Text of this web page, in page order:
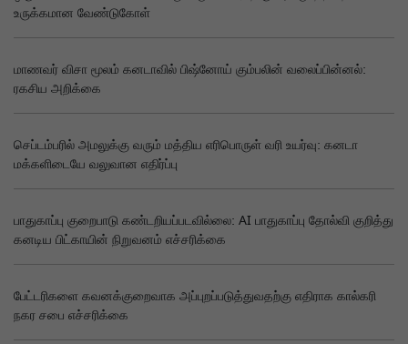
உருக்கமான வேண்டுகோள்
மாணவர் விசா மூலம் கனடாவில் பிஷ்னோய் கும்பலின் வலைப்பின்னல்:
ரகசிய அறிக்கை
செப்டம்பரில் அமலுக்கு வரும் மத்திய எரிபொருள் வரி உயர்வு: கனடா
மக்களிடையே வலுவான எதிர்ப்பு
பாதுகாப்பு குறைபாடு கண்டறியப்படவில்லை: AI பாதுகாப்பு தோல்வி குறித்து
கனடிய பிட்காயின் நிறுவனம் எச்சரிக்கை
பேட்டரிகளை கவனக்குறைவாக அப்புறப்படுத்துவதற்கு எதிராக கால்கரி
நகர சபை எச்சரிக்கை